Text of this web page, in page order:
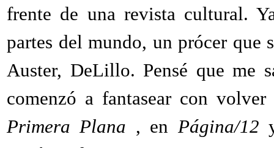
frente de una revista cultural.
partes del mundo, un prócer que
Auster, DeLillo. Pensé que me
comenzó a fantasear con
Primera Plana , en Página/12